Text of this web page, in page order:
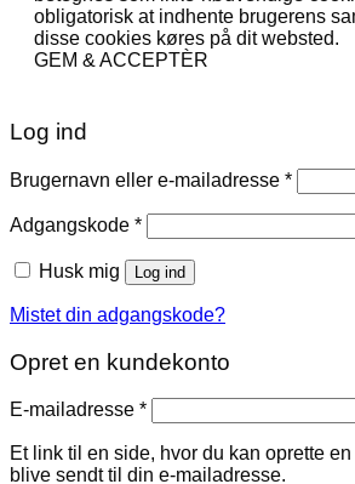
obligatorisk at indhente brugerens
disse cookies køres på dit websted.
GEM & ACCEPTÈR
Log ind
Brugernavn eller e-mailadresse *
Adgangskode *Påkrævet
Husk mig Log ind
Mistet din adgangskode?
Opret en kundekonto
E-mailadresse *Påkrævet
Et link til en side, hvor du kan oprette
blive sendt til din e-mailadresse.